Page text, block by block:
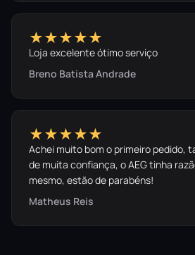
★★★★★
Loja excelente ótimo serviço
Breno Batista Andrade
★★★★★
Achei muito bom o primeiro pedido,
de muita confiança, o AEG tinha
mesmo, estão de parabéns!
Matheus Reis